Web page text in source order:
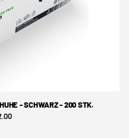
- SCHWARZ - 200 STK.